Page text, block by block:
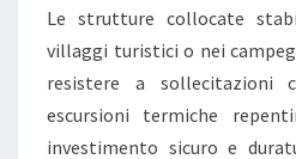
L
E
V
E
R
Le strutture collocate
villaggi turistici o nei
resistere a sollecitazioni
escursioni termiche
investimento sicuro e